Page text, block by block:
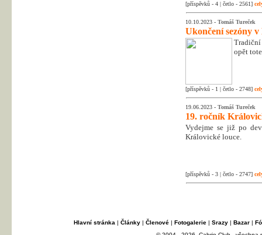
[příspěvků - 4 | četlo - 2561]
10.10.2023 - Tomáš Tureček
Ukončení sezóny v
opět
[příspěvků - 1 | četlo - 2748]
19.06.2023 - Tomáš Tureček
19. ročník
Vydejme se již po
Královické louce.
[příspěvků - 3 | četlo - 2747]
Hlavní stránka | Články| Členové| Fotogalerie| Srazy| Bazar|